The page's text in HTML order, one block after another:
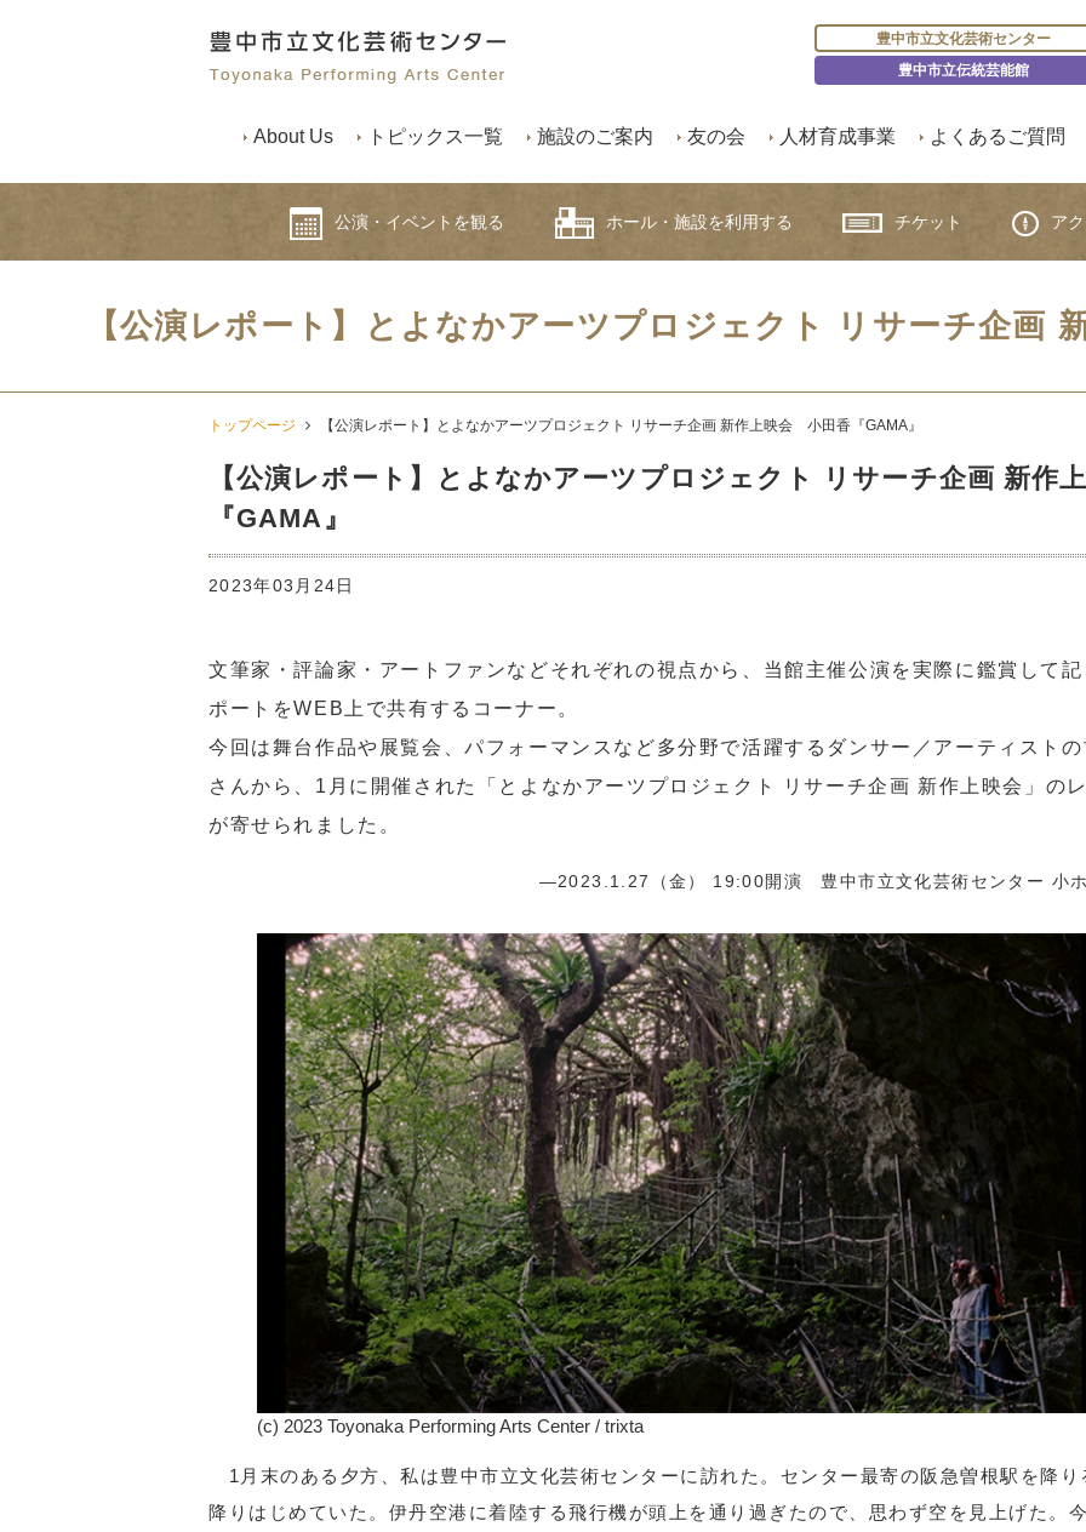
豊中市立文化芸術センター
豊中市立伝統芸能館
About Us トピックス一覧 施設のご案内 友の会 人材育成事業 よくあるご質問
公演・イベントを観る ホール・施設を利用する チケット ア
【公演レポート】とよなかアーツプロジェクト リサーチ企画
トップページ 【公演レポート】とよなかアーツプロジェクト リサーチ企画 新作上映会 小田香『GAMA』
【公演レポート】とよなかアーツプロジェクト リサーチ企画 新作
『GAMA』
2023年03月24日
文筆家・評論家・アートファンなどそれぞれの視点から、当館主催公演を実際に鑑賞して記
ポートをWEB上で共有するコーナー。
今回は舞台作品や展覧会、パフォーマンスなど多分野で活躍するダンサー／アーティストの
さんから、1月に開催された「とよなかアーツプロジェクト リサーチ企画 新作上映会」の
が寄せられました。
―2023.1.27（金） 19:00開演 豊中市立文化芸術センター 小ホ
(c) 2023 Toyonaka Performing Arts Center / trixta
1月末のある夕方、私は豊中市立文化芸術センターに訪れた。センター最寄の阪急曽根駅を降り
降りはじめていた。伊丹空港に着陸する飛行機が頭上を通り過ぎたので、思わず空を見上げた。